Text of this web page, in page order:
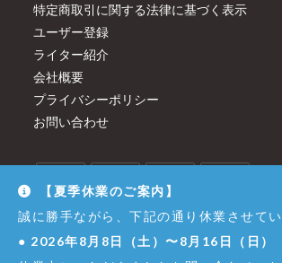
特定商取引に関する法律に基づく表示
ユーザー登録
ライター紹介
会社概要
プライバシーポリシー
お問い合わせ
【夏季休業のご案内】
誠に勝手ながら、下記の通り休業させてい
● 2026年8月8日（土）〜8月16日（日）